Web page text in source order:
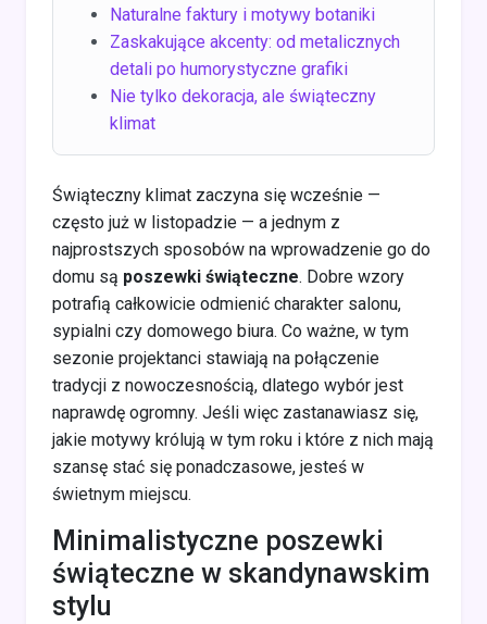
Naturalne faktury i motywy botaniki
Zaskakujące akcenty: od metalicznych
detali po humorystyczne grafiki
Nie tylko dekoracja, ale świąteczny
klimat
Świąteczny klimat zaczyna się wcześnie —
często już w listopadzie — a jednym z
najprostszych sposobów na wprowadzenie go do
domu są poszewki świąteczne. Dobre wzory
potrafią całkowicie odmienić charakter salonu,
sypialni czy domowego biura. Co ważne, w tym
sezonie projektanci stawiają na połączenie
tradycji z nowoczesnością, dlatego wybór jest
naprawdę ogromny. Jeśli więc zastanawiasz się,
jakie motywy królują w tym roku i które z nich mają
szansę stać się ponadczasowe, jesteś w
świetnym miejscu.
Minimalistyczne poszewki
świąteczne w skandynawskim
stylu